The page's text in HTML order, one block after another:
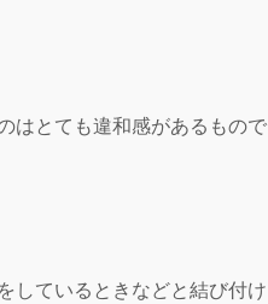
はとても違和感があるもので
しているときなどと結び付け